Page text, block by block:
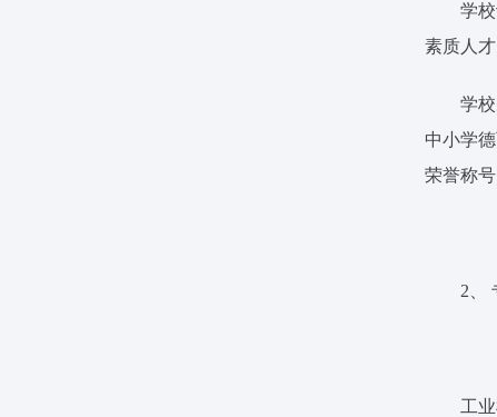
学
素质人才
学
中小学
荣誉称号
2、
工